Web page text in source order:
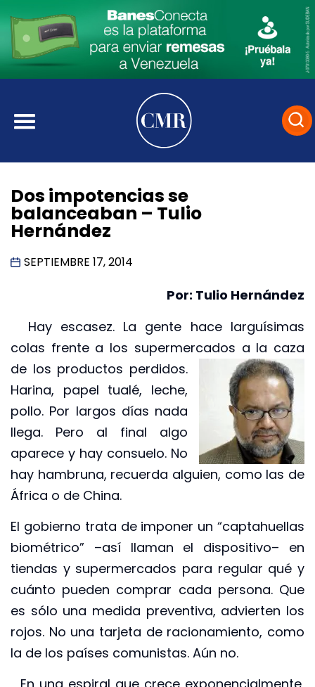
Dos impotencias se
balanceaban – Tulio
Hernández
SEPTIEMBRE 17, 2014
Por: Tulio Hernández
Hay escasez. La gente hace larguísimas
colas frente a los supermercados a la caza
de los productos perdidos.
Harina, papel tualé, leche,
pollo. Por largos días nada
llega. Pero al final algo
aparece y hay consuelo. No
hay hambruna, recuerda alguien, como las de
África o de China.
El gobierno trata de imponer un “captahuellas
biométrico” –así llaman el dispositivo– en
tiendas y supermercados para regular qué y
cuánto pueden comprar cada persona. Que
es sólo una medida preventiva, advierten los
rojos. No una tarjeta de racionamiento, como
la de los países comunistas. Aún no.